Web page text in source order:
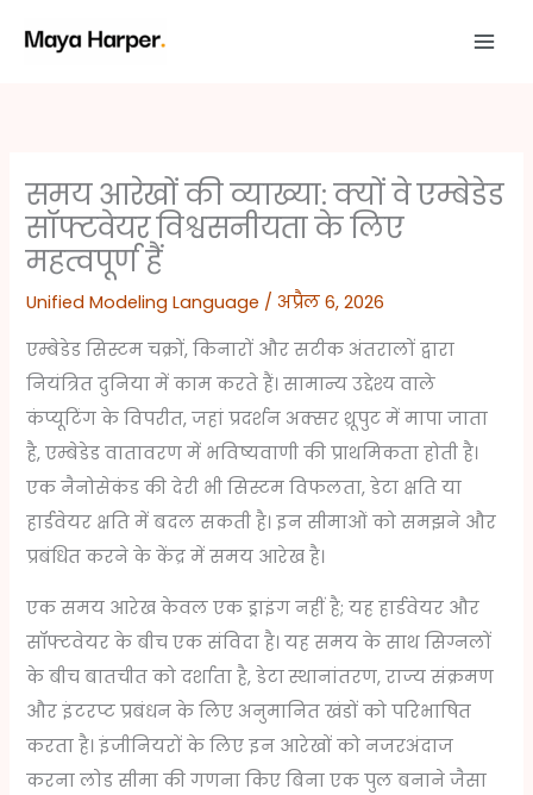
समय आरेखों की व्याख्या: क्यों वे एम्बेडेड
सॉफ्टवेयर विश्वसनीयता के लिए
महत्वपूर्ण हैं
Unified Modeling Language /अप्रैल 6, 2026
एम्बेडेड सिस्टम चक्रों, किनारों और सटीक अंतरालों द्वारा
नियंत्रित दुनिया में काम करते हैं। सामान्य उद्देश्य वाले
कंप्यूटिंग के विपरीत, जहां प्रदर्शन अक्सर थ्रूपुट में मापा जाता
है, एम्बेडेड वातावरण में भविष्यवाणी की प्राथमिकता होती है।
एक नैनोसेकंड की देरी भी सिस्टम विफलता, डेटा क्षति या
हार्डवेयर क्षति में बदल सकती है। इन सीमाओं को समझने और
प्रबंधित करने के केंद्र में समय आरेख है।
एक समय आरेख केवल एक ड्राइंग नहीं है; यह हार्डवेयर और
सॉफ्टवेयर के बीच एक संविदा है। यह समय के साथ सिग्नलों
के बीच बातचीत को दर्शाता है, डेटा स्थानांतरण, राज्य संक्रमण
और इंटरप्ट प्रबंधन के लिए अनुमानित खंडों को परिभाषित
करता है। इंजीनियरों के लिए इन आरेखों को नजरअंदाज
करना लोड सीमा की गणना किए बिना एक पुल बनाने जैसा